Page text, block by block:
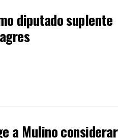
diputado suplente
a Mulino considerar